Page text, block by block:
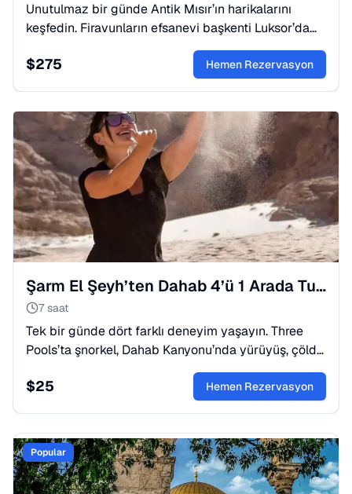
Unutulmaz bir günde Antik Mısır’ın harikalarını
keşfedin. Firavunların efsanevi başkenti Luksor’da
zamanda yolculuk yapın ve muhteşem tapınakları
görün.
$275 Hemen Rezervasyon
Şarm El Şeyh’ten Dahab 4’ü 1 Arada Turu – Şnorkel, Kanyon, Deve & Alışveriş
7 saat
Tek bir günde dört farklı deneyim yaşayın. Three
Pools’ta şnorkel, Dahab Kanyonu’nda yürüyüş, çölde
deve turu ve Dahab’ın bohem sokaklarında serbest
zaman ile dolu dolu bir gün sizi bekliyor.
$25 Hemen Rezervasyon
Popular